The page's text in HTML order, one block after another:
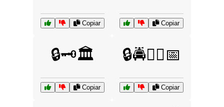
Copiar Copiar
🔒🗝️🏛️
Copiar
🔒🚔🧑‍⚖️📅
Copiar